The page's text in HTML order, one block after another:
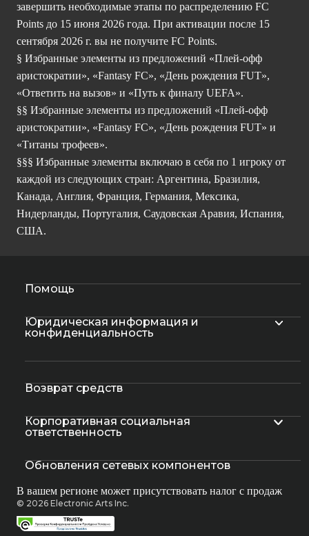
завершить необходимые этапы по распределению FC
Points до 15 июня 2026 года. При активации после 15
сентября 2026 г. вы не получите FC Points.
§ Избранные элементы из предложений «Плей-офф
аристократии», «Fantasy FC», «День рождения FUT»,
«Ответить на вызов» и «Путь к финалу UEFA».
§§ Избранные элементы из предложений «Плей-офф
аристократии», «Fantasy FC», «День рождения FUT» и
«Титаны трофеев».
§§§ Избранные элементы включаю в себя по 1 игроку от
каждой из следующих стран: Аргентина, Бразилия,
Канада, Англия, Франция, Германия, Мексика,
Нидерланды, Португалия, Саудовская Аравия, Испания,
США.
Помощь
Юридическая информация и
конфиденциальность
Возврат средств
Корпоративная социальная
ответственность
Обновления сетевых компонентов
В вашем регионе может присутствовать налог с продаж
© 2026 Electronic Arts Inc.